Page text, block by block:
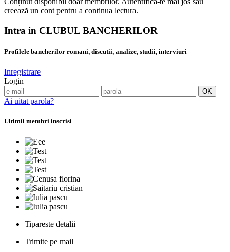
creează un cont pentru a continua lectura.
Intra in CLUBUL BANCHERILOR
Profilele bancherilor romani, discutii, analize, studii, interviuri
Inregistrare
Login
Ai uitat parola?
Ultimii membri inscrisi
Tipareste detalii
Trimite pe mail